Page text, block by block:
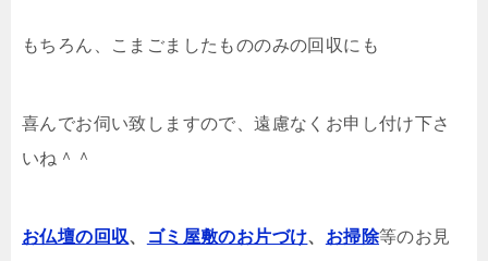
もちろん、こまごましたもののみの回収にも
喜んでお伺い致しますので、遠慮なくお申し付け下さ
いね＾＾
お仏壇の回収、 ゴミ屋敷のお片づけ、 お掃除等のお見